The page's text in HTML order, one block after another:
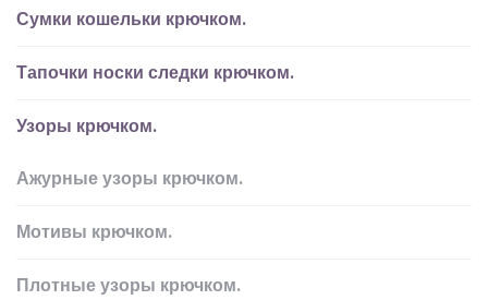
Сумки кошельки крючком.
Тапочки носки следки крючком.
Узоры крючком.
Ажурные узоры крючком.
Мотивы крючком.
Плотные узоры крючком.